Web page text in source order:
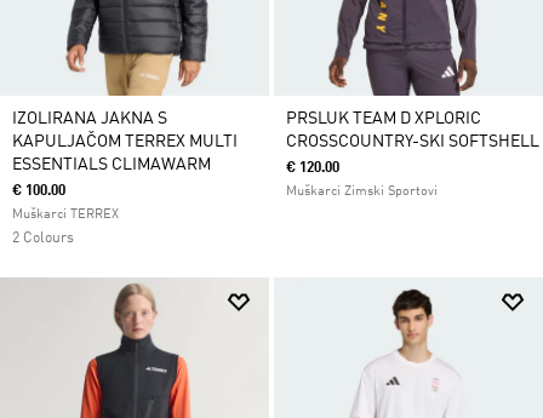
IZOLIRANA JAKNA S
KAPULJAČOM TERREX MULTI
ESSENTIALS CLIMAWARM
€ 100.00
Muškarci TERREX
2 Colours
PRSLUK TEAM D XPLORIC
CROSSCOUNTRY-SKI SOFTSHELL
€ 120.00
Muškarci Zimski Sportovi